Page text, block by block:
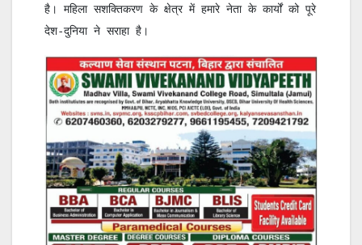
है। महिला सशक्तिकरण के क्षेत्र में हमारे नेता के कार्यों को पूरे
देश-दुनिया ने सराहा है।